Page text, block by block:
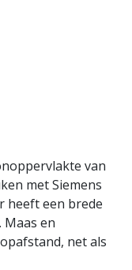
van
met Siemens
heeft een brede
en
net als